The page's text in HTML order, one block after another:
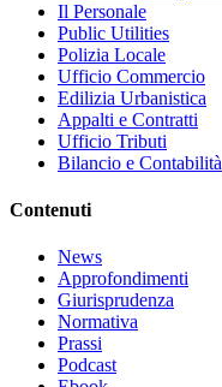
Il Personale
Public Utilities
Polizia Locale
Ufficio Commercio
Edilizia Urbanistica
Appalti e Contratti
Ufficio Tributi
Bilancio e Contabilità
Contenuti
News
Approfondimenti
Giurisprudenza
Normativa
Prassi
Podcast